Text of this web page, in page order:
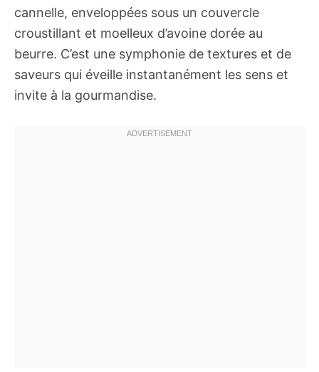
cannelle, enveloppées sous un couvercle
croustillant et moelleux d’avoine dorée au
beurre. C’est une symphonie de textures et de
saveurs qui éveille instantanément les sens et
invite à la gourmandise.